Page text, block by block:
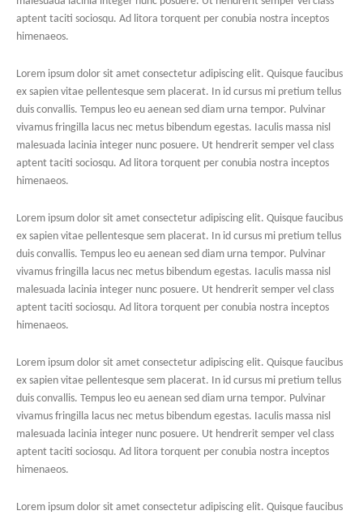
aptent taciti sociosqu. Ad litora torquent per conubia nostra inceptos
himenaeos.
Lorem ipsum dolor sit amet consectetur adipiscing elit. Quisque faucibus
ex sapien vitae pellentesque sem placerat. In id cursus mi pretium tellus
duis convallis. Tempus leo eu aenean sed diam urna tempor. Pulvinar
vivamus fringilla lacus nec metus bibendum egestas. Iaculis massa nisl
malesuada lacinia integer nunc posuere. Ut hendrerit semper vel class
aptent taciti sociosqu. Ad litora torquent per conubia nostra inceptos
himenaeos.
Lorem ipsum dolor sit amet consectetur adipiscing elit. Quisque faucibus
ex sapien vitae pellentesque sem placerat. In id cursus mi pretium tellus
duis convallis. Tempus leo eu aenean sed diam urna tempor. Pulvinar
vivamus fringilla lacus nec metus bibendum egestas. Iaculis massa nisl
malesuada lacinia integer nunc posuere. Ut hendrerit semper vel class
aptent taciti sociosqu. Ad litora torquent per conubia nostra inceptos
himenaeos.
Lorem ipsum dolor sit amet consectetur adipiscing elit. Quisque faucibus
ex sapien vitae pellentesque sem placerat. In id cursus mi pretium tellus
duis convallis. Tempus leo eu aenean sed diam urna tempor. Pulvinar
vivamus fringilla lacus nec metus bibendum egestas. Iaculis massa nisl
malesuada lacinia integer nunc posuere. Ut hendrerit semper vel class
aptent taciti sociosqu. Ad litora torquent per conubia nostra inceptos
himenaeos.
Lorem ipsum dolor sit amet consectetur adipiscing elit. Quisque faucibus